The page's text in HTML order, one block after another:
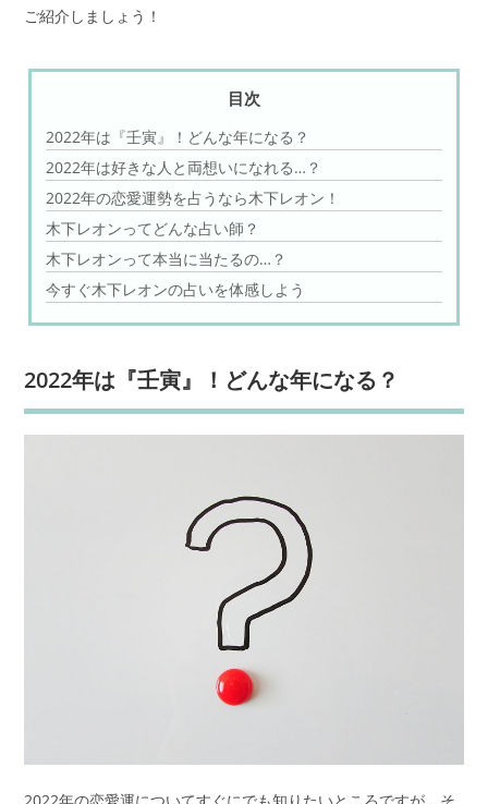
ご紹介しましょう！
目次
2022年は『壬寅』！どんな年になる？
2022年は好きな人と両想いになれる…？
2022年の恋愛運勢を占うなら木下レオン！
木下レオンってどんな占い師？
木下レオンって本当に当たるの…？
今すぐ木下レオンの占いを体感しよう
2022年は『壬寅』！どんな年になる？
2022年の恋愛運についてすぐにでも知りたいところですが、そ